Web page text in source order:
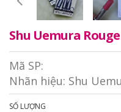
Shu Uemura
Mã SP:
Nhãn hiệu: Shu
SỐ LƯỢNG